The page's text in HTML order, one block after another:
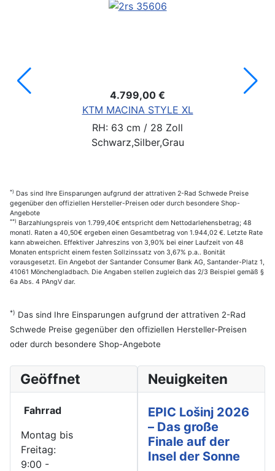
4.799,00 €
KTM MACINA STYLE XL
RH: 63 cm / 28 Zoll
Schwarz,Silber,Grau
*) Das sind Ihre Einsparungen aufgrund der attrativen 2-Rad Schwede Preise
gegenüber den offiziellen Hersteller-Preisen oder durch besondere Shop-
Angebote
**) Barzahlungspreis von 1.799,40€ entspricht dem Nettodarlehensbetrag; 48
monatl. Raten a 40,50€ ergeben einen Gesamtbetrag von 1.944,02 €. Letzte Rate
kann abweichen. Effektiver Jahreszins von 3,90% bei einer Laufzeit von 48
Monaten entspricht einem festen Sollzinssatz von 3,67% p.a.. Bonität
vorausgesetzt. Ein Angebot der Santander Consumer Bank AG, Santander-Platz 1,
41061 Mönchengladbach. Die Angaben stellen zugleich das 2/3 Beispiel gemäß §
6a Abs. 4 PAngV dar.
*) Das sind Ihre Einsparungen aufgrund der attrativen 2-Rad
Schwede Preise gegenüber den offiziellen Hersteller-Preisen
oder durch besondere Shop-Angebote
Geöffnet
Fahrrad
Montag bis
Freitag:
9:00 -
Neuigkeiten
EPIC Lošinj 2026
– Das große
Finale auf der
Insel der Sonne